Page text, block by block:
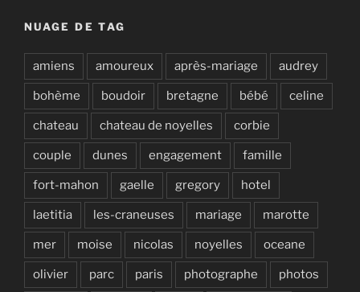
NUAGE DE TAG
amiens amoureux après-mariage audrey
bohème boudoir bretagne bébé celine
chateau chateau de noyelles corbie
couple dunes engagement famille
fort-mahon gaelle gregory hotel
laetitia les-craneuses mariage marotte
mer moise nicolas noyelles oceane
olivier parc paris photographe photos